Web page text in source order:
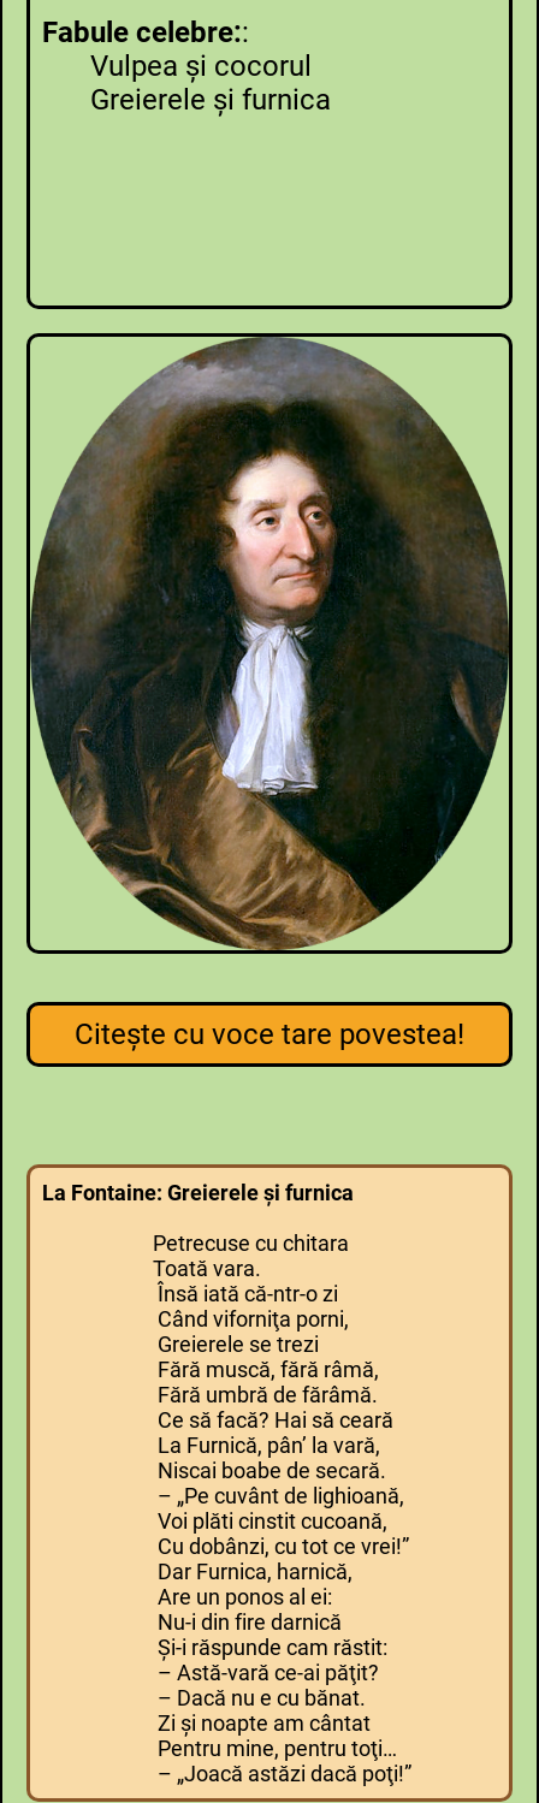
Fabule celebre::
Vulpea şi cocorul
Greierele şi furnica
Citeşte cu voce tare povestea!
La Fontaine: Greierele şi furnica
Petrecuse cu chitara
Toată vara.
Însă iată că-ntr-o zi
Când viforniţa porni,
Greierele se trezi
Fără muscă, fără râmă,
Fără umbră de fărâmă.
Ce să facă? Hai să ceară
La Furnică, pân’ la vară,
Niscai boabe de secară.
– „Pe cuvânt de lighioană,
Voi plăti cinstit cucoană,
Cu dobânzi, cu tot ce vrei!”
Dar Furnica, harnică,
Are un ponos al ei:
Nu-i din fire darnică
Şi-i răspunde cam răstit:
– Astă-vară ce-ai păţit?
– Dacă nu e cu bănat.
Zi şi noapte am cântat
Pentru mine, pentru toţi…
– „Joacă astăzi dacă poţi!”